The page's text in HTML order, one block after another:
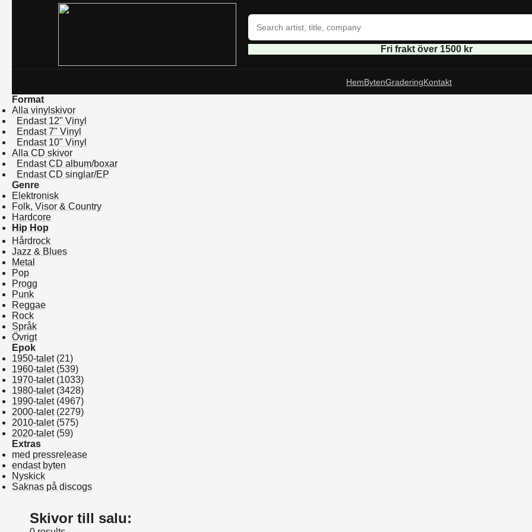
Fri frakt över 1500 kr
HemBytenGraderingKontakt
Format
Alla vinylskivor
Endast 12" Vinyl
Endast 7" Vinyl
Endast 10" Vinyl
Alla CD skivor
Endast CD album/boxar
Endast CD singlar/EP
Genre
Elektronisk
Folk, Visor & Country
Hardcore
Hip Hop
Hårdrock
Jazz & Blues
Metal
Pop
Progg
Punk
Reggae
Rock
Språk
Övrigt
Epok
1950-talet(21)
1960-talet(539)
1970-talet(1033)
1980-talet(3428)
1990-talet(4967)
2000-talet(2279)
2010-talet(575)
2020-talet(59)
Extras
med pressrelease
endast byten
Nyskick
Saknas på discogs
Skivor till salu: